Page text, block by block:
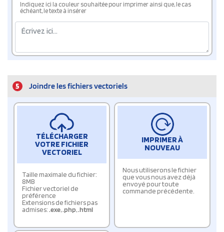
Indiquez ici la couleur souhaitée pour imprimer ainsi que, le cas
échéant, le texte à insérer
5 Joindre les fichiers vectoriels
TÉLÉCHARGER
VOTRE FICHIER
VECTORIEL
Taille maximale du fichier:
8MB
Fichier vectoriel de
préférence
Extensions de fichiers pas
admises:.exe,.php,.html
IMPRIMER À
NOUVEAU
Nous utiliserons le fichier
que vous nous avez déjà
envoyé pour toute
commande précédente.